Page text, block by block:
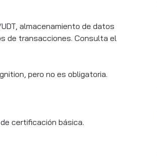
almacenamiento de datos
de transacciones. Consulta el
pero no es obligatoria.
certificación básica.